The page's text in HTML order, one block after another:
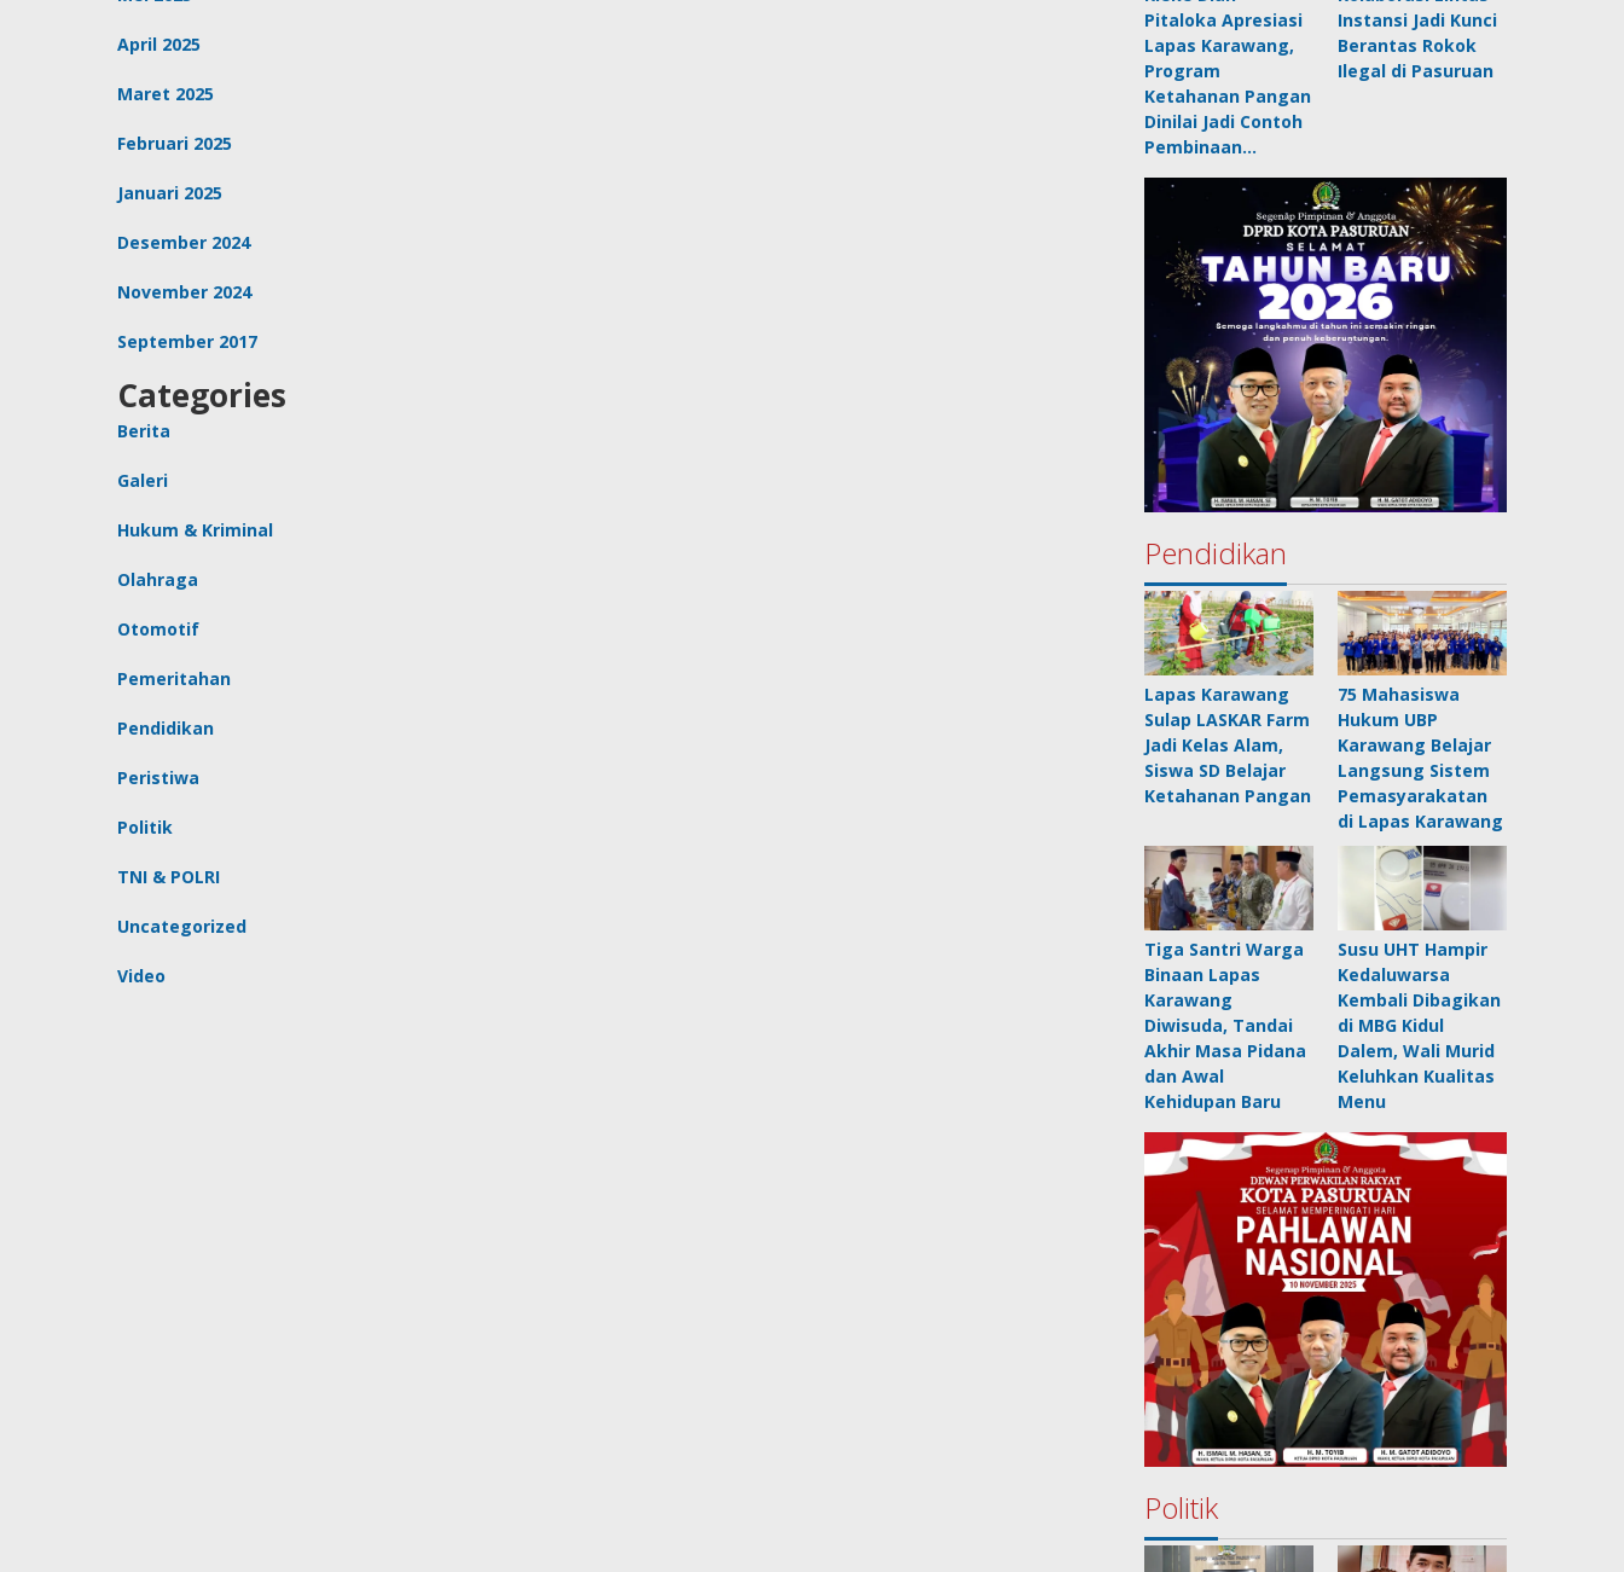
April 2025
Maret 2025
Februari 2025
Januari 2025
Desember 2024
November 2024
September 2017
Categories
Berita
Galeri
Hukum & Kriminal
Olahraga
Otomotif
Pemeritahan
Pendidikan
Peristiwa
Politik
TNI & POLRI
Uncategorized
Video
Pitaloka Apresiasi
Lapas Karawang,
Program
Ketahanan Pangan
Dinilai Jadi Contoh
Pembinaan…
Instansi Jadi Kunci
Berantas Rokok
Ilegal di Pasuruan
Pendidikan
Lapas Karawang
Sulap LASKAR Farm
Jadi Kelas Alam,
Siswa SD Belajar
Ketahanan Pangan
75 Mahasiswa
Hukum UBP
Karawang Belajar
Langsung Sistem
Pemasyarakatan
di Lapas Karawang
Tiga Santri Warga
Binaan Lapas
Karawang
Diwisuda, Tandai
Akhir Masa Pidana
dan Awal
Kehidupan Baru
Susu UHT Hampir
Kedaluwarsa
Kembali Dibagikan
di MBG Kidul
Dalem, Wali Murid
Keluhkan Kualitas
Menu
Politik